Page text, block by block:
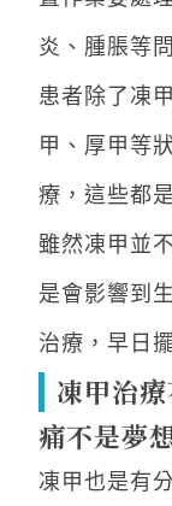
炎、腫脹等
患者除了凍
甲、厚甲等
療，這些都
雖然凍甲並
是會影響到
治療，早日
凍甲治
痛不是夢
凍甲也是有